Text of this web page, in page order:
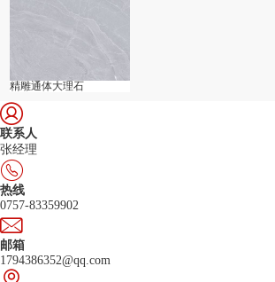
精雕通体大理石
联系人
张经理
热线
0757-83359902
邮箱
1794386352@qq.com